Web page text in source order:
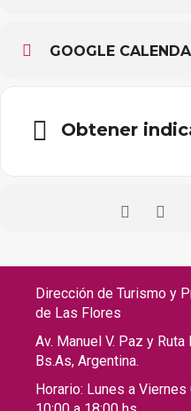
GOOGLE
Obtener
Dirección de Turismo y
de Las Flores
Av. Manuel V. Paz y
Bs.As, Argentina.
Horario: Lunes a